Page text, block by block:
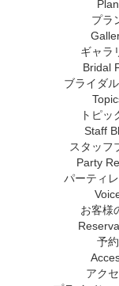
Plan
プラ
ギャラ
Bridal
ブライダ
トピッ
Staff
スタッフ
Party
パーティ
お客様
予約
アク